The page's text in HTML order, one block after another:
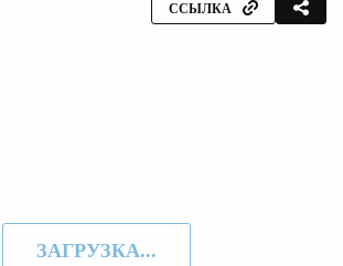
ССЫЛКА
ЗАГРУЗКА...